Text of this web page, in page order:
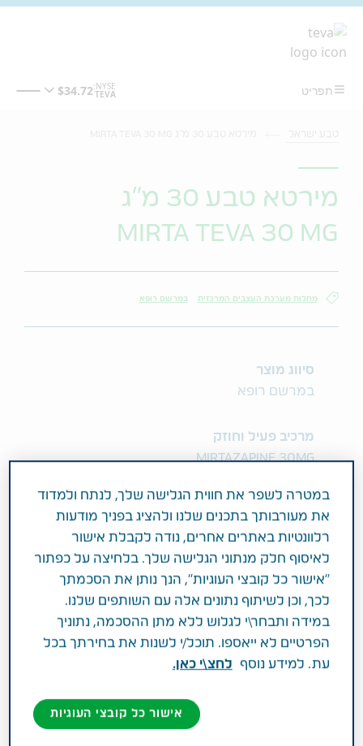
מירטא טבע 30 מ"ג
MIRTA TEVA 30 MG
מחלות מערכת העצבים המרכזית במרשם רופא
סיווג מוצר
במרשם רופא
מרכיב פעיל וחוזק
MIRTAZAPINE 30MG
תחום טיפול
מחלות מערכת העצבים המרכזית
פעילות רפואית
MIRTA TEVA 30 MG is indicated for episode of
major depression
במטרה לשפר את חווית הגלישה שלך, לנתח ולמדוד
את מעורבותך בתכנים שלנו ולהציג בפניך מודעות
רלוונטיות באתרים אחרים, נודה לקבלת אישור
לאיסוף חלק מנתוני הגלישה שלך. בלחיצה על כפתור
"אישור כל קובצי העוגיות", הנך נותן את הסכמתך
לכך, וכן לשיתוף נתונים אלה עם השותפים שלנו.
במידה ותבחר\י לגלוש ללא מתן ההסכמה, נתוניך
הפרטיים לא ייאספו. תוכל/י לשנות את בחירתך בכל
עת. למידע נוסף
לחצ\י כאן.
אישור כל קובצי העוגיות